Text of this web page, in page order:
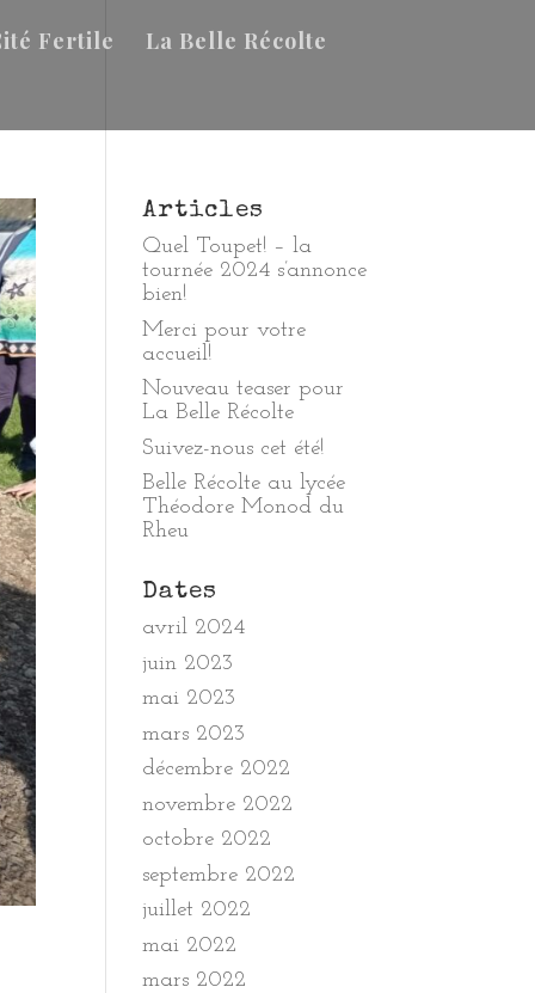
Fertile La Belle Récolte
Articles
Quel Toupet! – la
tournée 2024 s’annonce
bien!
Merci pour votre
accueil!
Nouveau teaser pour
La Belle Récolte
Suivez-nous cet été!
Belle Récolte au lycée
Théodore Monod du
Rheu
Dates
avril 2024
juin 2023
mai 2023
mars 2023
décembre 2022
novembre 2022
octobre 2022
septembre 2022
juillet 2022
mai 2022
mars 2022